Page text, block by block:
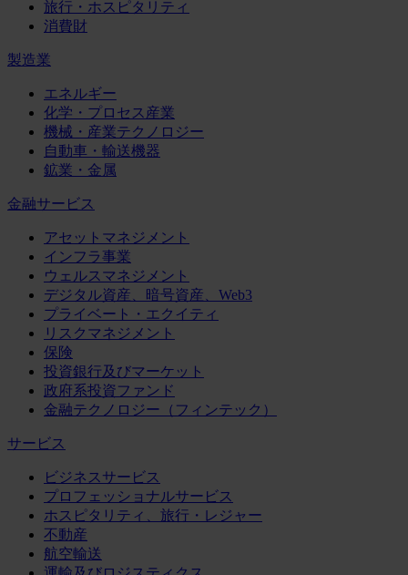
旅行・ホスピタリティ
消費財
製造業
エネルギー
化学・プロセス産業
機械・産業テクノロジー
自動車・輸送機器
鉱業・金属
金融サービス
アセットマネジメント
インフラ事業
ウェルスマネジメント
デジタル資産、暗号資産、Web3
プライベート・エクイティ
リスクマネジメント
保険
投資銀行及びマーケット
政府系投資ファンド
金融テクノロジー（フィンテック）
サービス
ビジネスサービス
プロフェッショナルサービス
ホスピタリティ、旅行・レジャー
不動産
航空輸送